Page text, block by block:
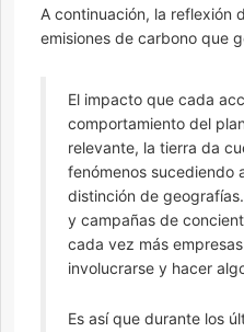
A continuación, la reflexión
emisiones de carbono que
El impacto que cada
comportamiento del
relevante, la tierra da
fenómenos sucediendo
distinción de
y campañas de
cada vez más
involucrarse y hacer
Es así que durante los